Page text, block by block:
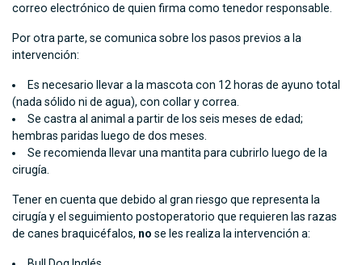
correo electrónico de quien firma como tenedor responsable.
Por otra parte, se comunica sobre los pasos previos a la
intervención:
Es necesario llevar a la mascota con 12 horas de ayuno total
(nada sólido ni de agua), con collar y correa.
Se castra al animal a partir de los seis meses de edad;
hembras paridas luego de dos meses.
Se recomienda llevar una mantita para cubrirlo luego de la
cirugía.
Tener en cuenta que debido al gran riesgo que representa la
cirugía y el seguimiento postoperatorio que requieren las razas
de canes braquicéfalos, no se les realiza la intervención a: